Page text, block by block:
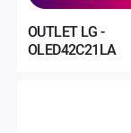
OUTLET LG -
OLED42C21LA